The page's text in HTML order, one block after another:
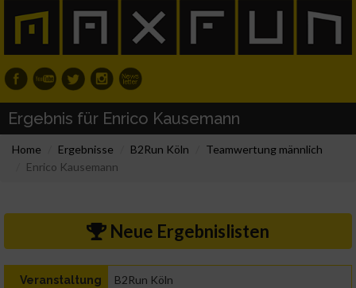
Ergebnis für Enrico Kausemann
Home Ergebnisse B2Run Köln
Teamwertung männlich
Enrico Kausemann
Neue Ergebnislisten
Veranstaltung B2Run Köln